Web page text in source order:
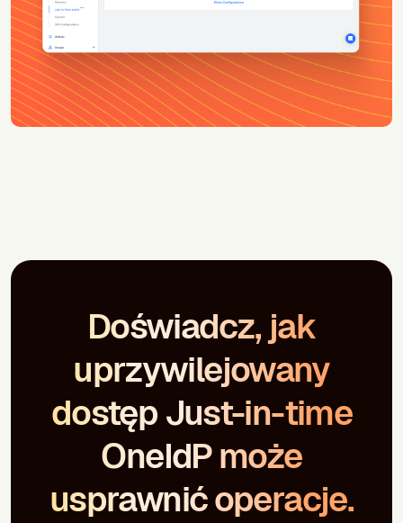
Doświadcz, jak
uprzywilejowany
dostęp Just-in-time
OneIdP może
usprawnić operacje.